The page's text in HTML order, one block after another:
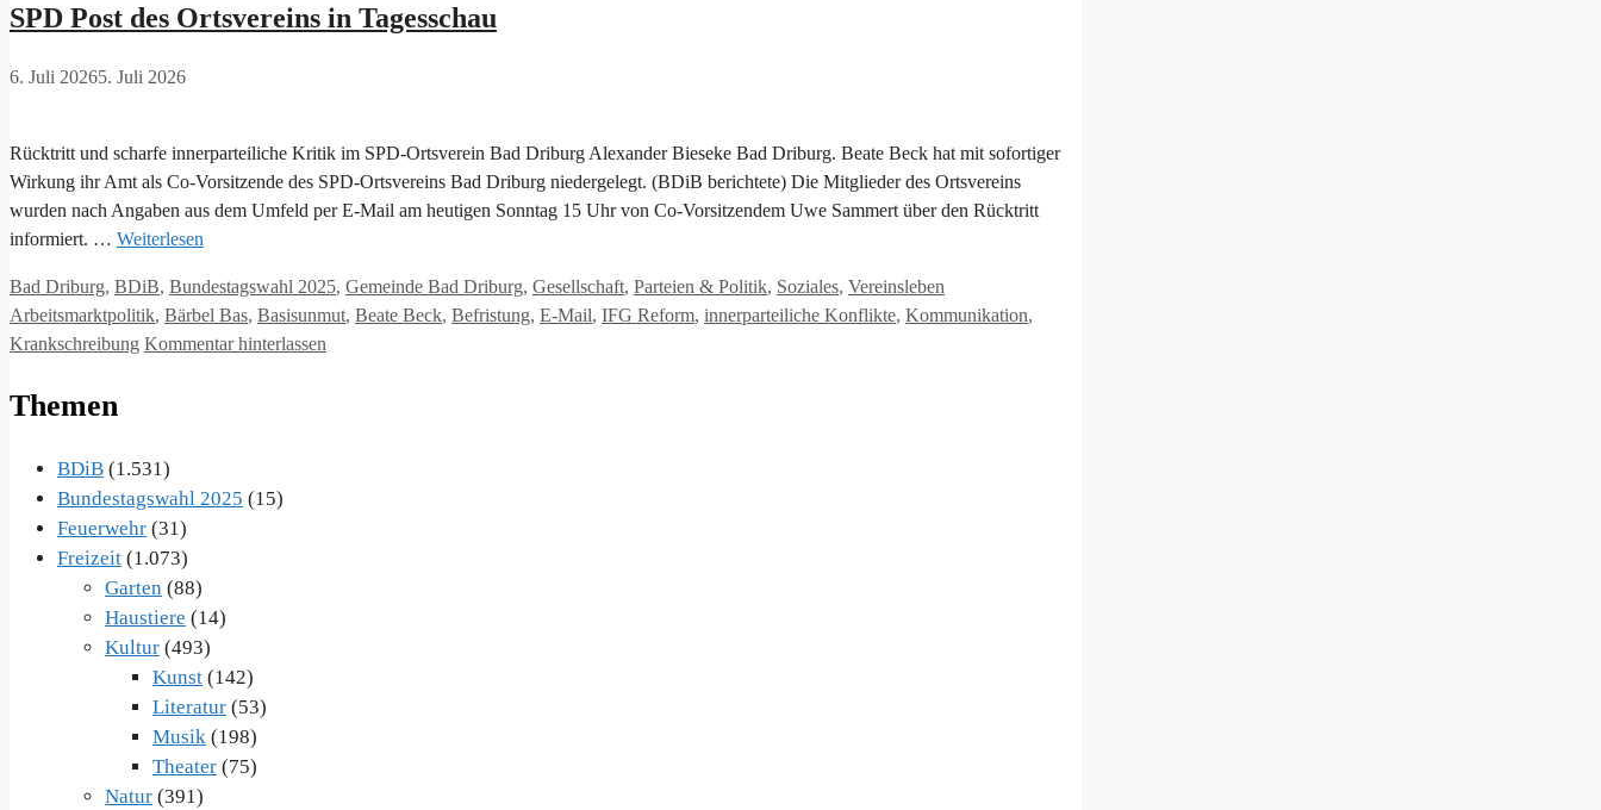
SPD Post des Ortsvereins in Tagesschau
6. Juli 20265. Juli 2026
Rücktritt und scharfe innerparteiliche Kritik im SPD-Ortsverein Bad Driburg Alexander Bieseke Bad Driburg. Beate Beck hat mit sofortiger
Wirkung ihr Amt als Co-Vorsitzende des SPD-Ortsvereins Bad Driburg niedergelegt. (BDiB berichtete) Die Mitglieder des Ortsvereins
wurden nach Angaben aus dem Umfeld per E-Mail am heutigen Sonntag 15 Uhr von Co-Vorsitzendem Uwe Sammert über den Rücktritt
informiert. … Weiterlesen
Kategorien
Bad Driburg, BDiB, Bundestagswahl 2025, Gemeinde Bad Driburg, Gesellschaft, Parteien & Politik, Soziales, Vereinsleben
Arbeitsmarktpolitik, Bärbel Bas, Basisunmut, Beate Beck, Befristung, E-Mail, IFG Reform, innerparteiliche Konflikte, Kommunikation,
Krankschreibung Kommentar hinterlassen
Themen
BDiB (1.531)
Bundestagswahl 2025 (15)
Feuerwehr (31)
Freizeit (1.073)
Garten (88)
Haustiere (14)
Kultur (493)
Kunst (142)
Literatur (53)
Musik (198)
Theater (75)
Natur (391)